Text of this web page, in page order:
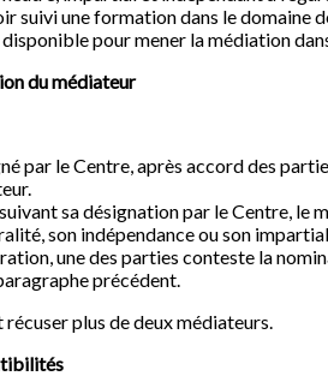
suivi une formation dans le domaine
pour mener la médiation
du médiateur
par le Centre, après accord des
sa désignation par le Centre,
son indépendance ou son
une des parties conteste la
précédent.
plus de deux médiateurs.